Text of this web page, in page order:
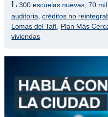
300 escuelas nuevas ,70
auditoria ,créditos no
Lomas del Tafí Plan Más
viviendas